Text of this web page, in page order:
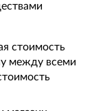
стоимость
между всеми